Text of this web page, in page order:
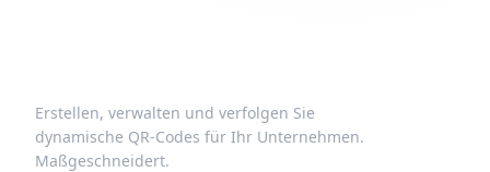
Erstellen, verwalten und verfolgen Sie
dynamische QR-Codes für Ihr Unternehmen.
Maßgeschneidert.